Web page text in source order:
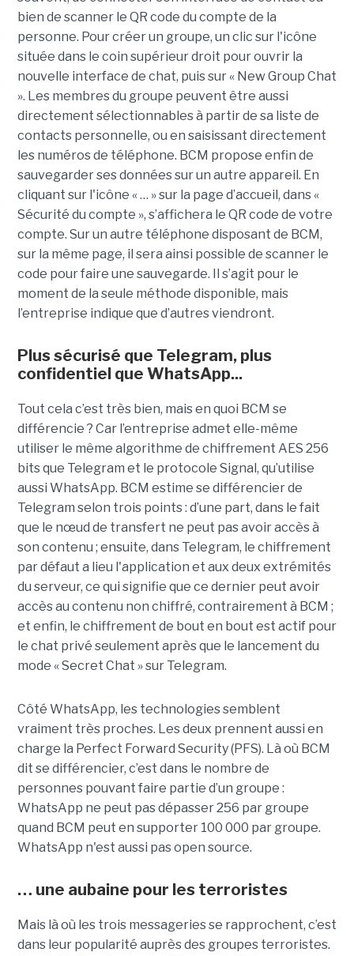
bien de scanner le QR code du compte de la
personne. Pour créer un groupe, un clic sur l'icône
située dans le coin supérieur droit pour ouvrir la
nouvelle interface de chat, puis sur « New Group Chat
». Les membres du groupe peuvent être aussi
directement sélectionnables à partir de sa liste de
contacts personnelle, ou en saisissant directement
les numéros de téléphone. BCM propose enfin de
sauvegarder ses données sur un autre appareil. En
cliquant sur l'icône « … » sur la page d’accueil, dans «
Sécurité du compte », s’affichera le QR code de votre
compte. Sur un autre téléphone disposant de BCM,
sur la même page, il sera ainsi possible de scanner le
code pour faire une sauvegarde. Il s’agit pour le
moment de la seule méthode disponible, mais
l’entreprise indique que d’autres viendront.
Plus sécurisé que Telegram, plus
confidentiel que WhatsApp...
Tout cela c’est très bien, mais en quoi BCM se
différencie ? Car l’entreprise admet elle-même
utiliser le même algorithme de chiffrement AES 256
bits que Telegram et le protocole Signal, qu’utilise
aussi WhatsApp. BCM estime se différencier de
Telegram selon trois points : d’une part, dans le fait
que le nœud de transfert ne peut pas avoir accès à
son contenu ; ensuite, dans Telegram, le chiffrement
par défaut a lieu l'application et aux deux extrémités
du serveur, ce qui signifie que ce dernier peut avoir
accès au contenu non chiffré, contrairement à BCM ;
et enfin, le chiffrement de bout en bout est actif pour
le chat privé seulement après que le lancement du
mode « Secret Chat » sur Telegram.
Côté WhatsApp, les technologies semblent
vraiment très proches. Les deux prennent aussi en
charge la Perfect Forward Security (PFS). Là où BCM
dit se différencier, c’est dans le nombre de
personnes pouvant faire partie d’un groupe :
WhatsApp ne peut pas dépasser 256 par groupe
quand BCM peut en supporter 100 000 par groupe.
WhatsApp n'est aussi pas open source.
… une aubaine pour les terroristes
Mais là où les trois messageries se rapprochent, c’est
dans leur popularité auprès des groupes terroristes.